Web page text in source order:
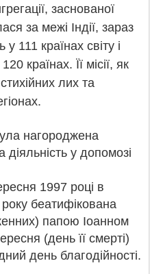
заснованої
за межі Індії, зараз
111 країнах світу і
країнах. Її місії, як
лих та
.
нагороджена
у допомозі
1997 році в
беатифікована
папою Іоанном
(день її смерті)
день благодійності.